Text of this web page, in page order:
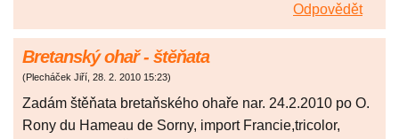
Odpovědět
Bretanský ohař - štěňata
(Plecháček Jiří, 28. 2. 2010 15:23)
Zadám štěňata bretaňského ohaře nar. 24.2.2010 po O.
Rony du Hameau de Sorny, import Francie,tricolor,